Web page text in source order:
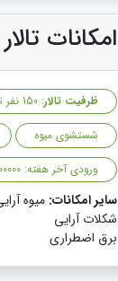
امکانات
ظرفیت تالار: 150 نفر تا 500 نفر
شستشوی میوه
ورودی آخر هفته: 400000 تومان
سایر امکانات: میوه
شکلات آرایی
برق اضطراری